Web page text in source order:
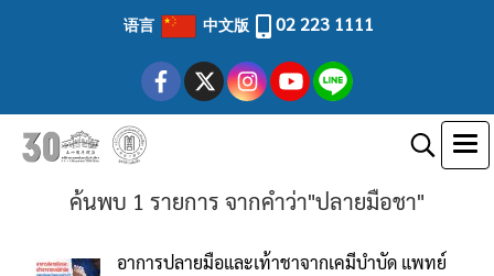
语言 中文版 02 223 1111
ค้นพบ 1 รายการ จากคำว่า"ปลายมือชา"
อาการปลายมือและเท้าชาจากเคมีบำบัด แพทย์